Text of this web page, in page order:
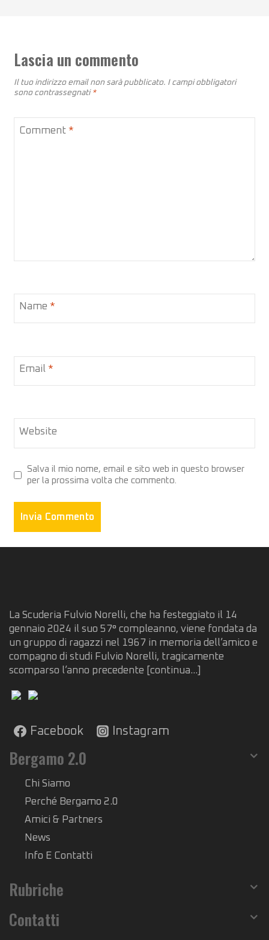
Lascia un commento
Il tuo indirizzo email non sarà pubblicato. I campi obbligatori
sono contrassegnati *
Comment *
Name *
Email *
Website
Salva il mio nome, email e sito web in questo browser
per la prossima volta che commento.
La Scuderia Fulvio Norelli, che ha festeggiato il 14
gennaio 2024 il suo 57° compleanno, viene fondata da
un gruppo di ragazzi nel 1967 in memoria dell’amico e
compagno di studi Fulvio Norelli, tragicamente
scomparso l’anno precedente
[continua...]
Facebook Instagram
Bergamo 2.0
Chi Siamo
Perché Bergamo 2.0
Amici & Partners
News
Info E Contatti
Rubriche
Contatti